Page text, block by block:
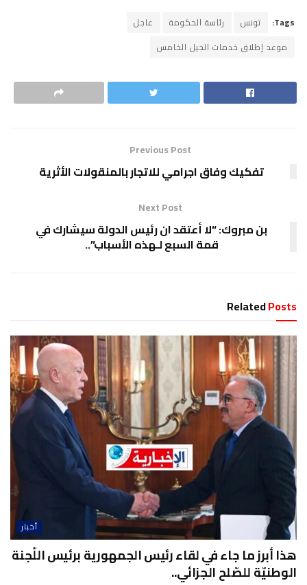
Tags: تونس رئاسة الحكومة
عاجل
موعد إطلاق خدمات الجيل الخامس
Previous Post
تفكيك وفاق اجرامي للاتجار بالمنقولات الأثرية
Next Post
بن مبروك: “لا أعتقد ان رئيس الدولة سيشارك في
قمة السبع لـهذه الأسباب”..
RelatedPosts
أخبار
هذا أبرز ما جاء في لقاء رئيس الجمهورية برئيس اللّجنة
الوطنيّة للصّلح الجزائي..